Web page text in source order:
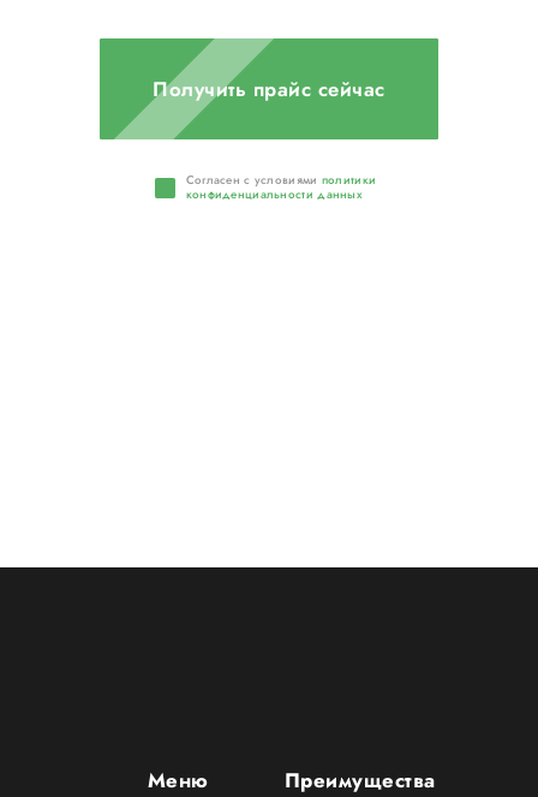
Получить прайс сейчас
Cогласен с условиями политики
конфиденциальности данных
Меню Преимущества